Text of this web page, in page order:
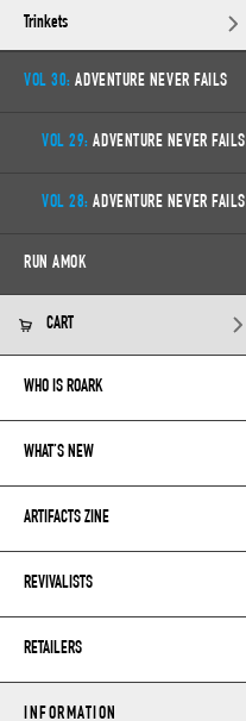
Trinkets
VOL 30: ADVENTURE NEVER FAILS
VOL 29: ADVENTURE NEVER FAILS
VOL 28: ADVENTURE NEVER FAILS
RUN AMOK
CART
WHO IS ROARK
WHAT’S NEW
ARTIFACTS ZINE
REVIVALISTS
RETAILERS
INFORMATION